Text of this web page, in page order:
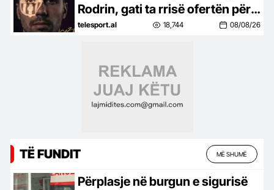
Rodrin, gati ta rrisë ofertën për
ta mbyllur shpejt marrëveshjen
telesport.al 18,744 08/08/26
TË FUNDIT MË SHUMË
Përplasje në burgun e sigurisë